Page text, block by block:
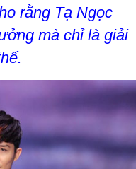
rằng Tạ Ngọc
mà chỉ là giải